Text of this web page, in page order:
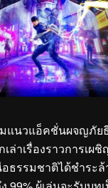
มแนวแอ็คชั่นผจญภั
เล่าเรื่องราวการเ
ธรรมชาติได้ชำระ